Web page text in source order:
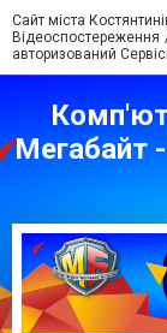
Сайт міста
Відеоспостереження
авторизований
Мегабайт